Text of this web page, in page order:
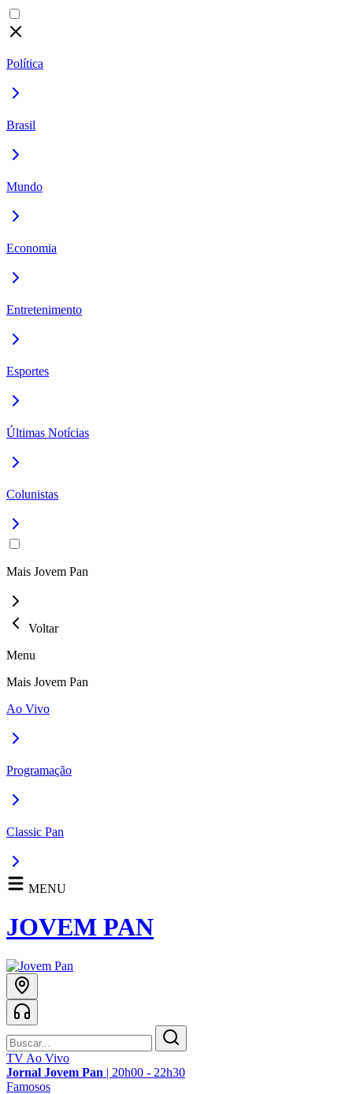
Política
Brasil
Mundo
Economia
Entretenimento
Esportes
Últimas Notícias
Colunistas
Mais Jovem Pan
Voltar
Menu
Mais Jovem Pan
Ao Vivo
Programação
Classic Pan
MENU
JOVEM PAN
TV Ao Vivo
Jornal Jovem Pan | 20h00 - 22h30
Famosos